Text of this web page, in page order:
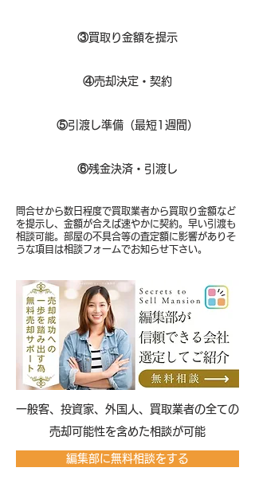
③買取り金額を提示
④売却決定・契約
⑤引渡し準備（最短1週間）
⑥残金決済・引渡し
問合せから数日程度で買取業者から買取り金額など
を提示し、金額が合えば速やかに契約。早い引渡も
相談可能。部屋の不具合等の査定額に影響がありそ
うな項目は相談フォームでお知らせ下さい。
​一般客、投資家、外国人、買取業者の全ての
売却可能性を含めた相談が可能
編集部に無料相談をする